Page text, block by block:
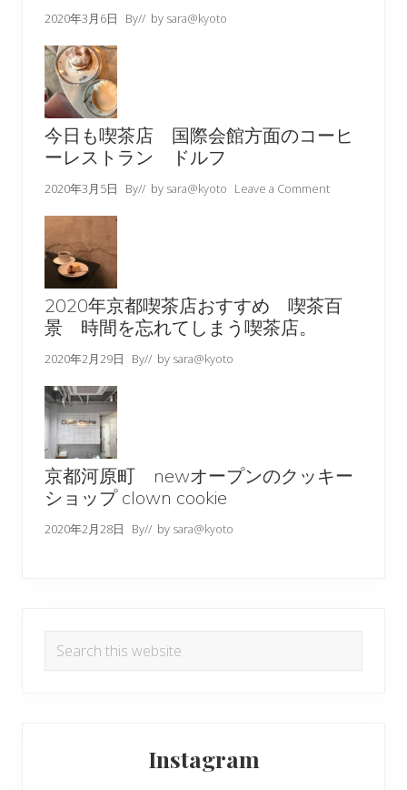
2020年3月6日 By// by sara@kyoto
今日も喫茶店 国際会館方面のコーヒ
ーレストラン ドルフ
2020年3月5日 By// by sara@kyoto Leave a Comment
2020年京都喫茶店おすすめ 喫茶百
景 時間を忘れてしまう喫茶店。
2020年2月29日 By// by sara@kyoto
京都河原町 newオープンのクッキー
ショップ clown cookie
2020年2月28日 By// by sara@kyoto
Search
Instagram